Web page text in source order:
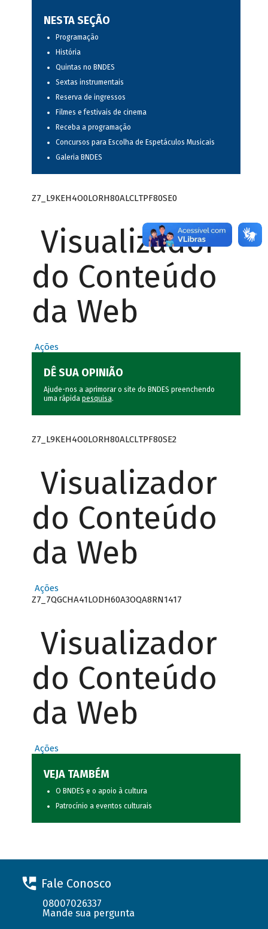
NESTA SEÇÃO
Programação
História
Quintas no BNDES
Sextas instrumentais
Reserva de ingressos
Filmes e festivais de cinema
Receba a programação
Concursos para Escolha de Espetáculos Musicais
Galeria BNDES
Z7_L9KEH4O0LORH80ALCLTPF80SE0
Visualizador
do Conteúdo
da Web
Ações
DÊ SUA OPINIÃO
Ajude-nos a aprimorar o site do BNDES preenchendo
uma rápida pesquisa.
Z7_L9KEH4O0LORH80ALCLTPF80SE2
Visualizador
do Conteúdo
da Web
Ações
Z7_7QGCHA41LODH60A3OQA8RN1417
Visualizador
do Conteúdo
da Web
Ações
VEJA TAMBÉM
O BNDES e o apoio à cultura
Patrocínio a eventos culturais
Fale Conosco
08007026337
Mande sua pergunta